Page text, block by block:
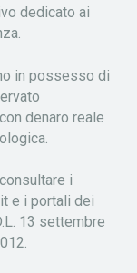
dedicato ai
in possesso di
denaro reale
i
e i portali dei
13 settembre